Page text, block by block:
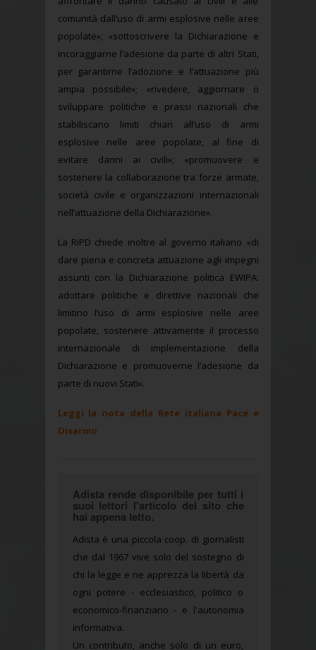
comunità dall’uso di armi esplosive nelle aree
popolate»; «sottoscrivere la Dichiarazione e
incoraggiarne l’adesione da parte di altri Stati,
per garantirne l’adozione e l’attuazione più
ampia possibile»; «rivedere, aggiornare o
sviluppare politiche e prassi nazionali che
stabiliscano limiti chiari all’uso di armi
esplosive nelle aree popolate, al fine di
evitare danni ai civili»; «promuovere e
sostenere la collaborazione tra forze armate,
società civile e organizzazioni internazionali
nell’attuazione della Dichiarazione».
La RiPD chiede inoltre al governo italiano «di
dare piena e concreta attuazione agli impegni
assunti con la Dichiarazione politica EWIPA:
adottare politiche e direttive nazionali che
limitino l’uso di armi esplosive nelle aree
popolate, sostenere attivamente il processo
internazionale di implementazione della
Dichiarazione e promuoverne l’adesione da
parte di nuovi Stati».
Leggi la nota della Rete italiana Pace e
Disarmo
Adista rende disponibile per tutti i
suoi lettori l'articolo del sito che
hai appena letto.
Adista è una piccola coop. di giornalisti
che dal 1967 vive solo del sostegno di
chi la legge e ne apprezza la libertà da
ogni potere - ecclesiastico, politico o
economico-finanziario - e l'autonomia
informativa.
Un contributo, anche solo di un euro,